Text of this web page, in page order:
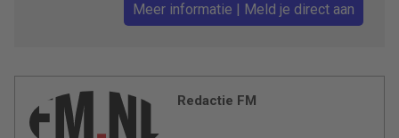
Meer informatie | Meld je direct aan
Redactie FM